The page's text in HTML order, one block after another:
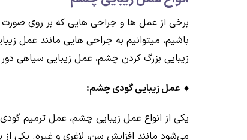
برخی از عمل ها و جراحی هایی که بر روی صورت
باشیم، میتوانیم به جراحی هایی مانند عمل
زیبایی بزرگ کردن چشم، عمل زیبایی سیاهی
♦ عمل زیبایی گودی چشم:
یکی از انواع عمل زیبایی چشم، عمل ترمیم
می‌شود مانند افزایش سن، لاغری و غیره. یکی